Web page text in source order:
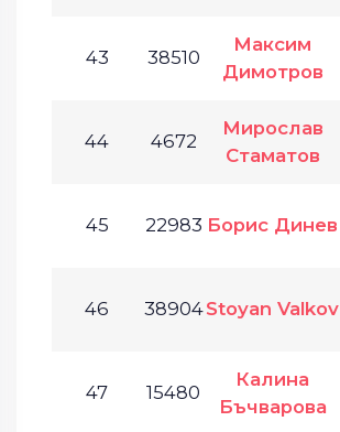
43 38510
Максим
Димотров
44 4672
Мирослав
Стаматов
45 22983 Борис Динев
46 38904Stoyan Valkov
47 15480
Калина
Бъчварова